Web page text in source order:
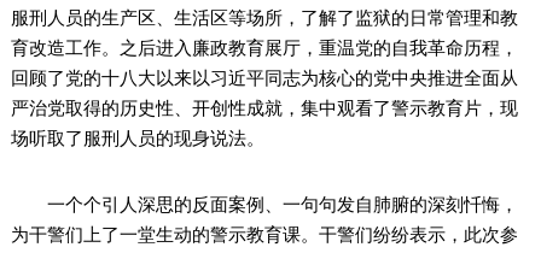
服刑人员的生产区、生活区等场所，了解了监狱的日常管理和教
育改造工作。之后进入廉政教育展厅，重温党的自我革命历程，
回顾了党的十八大以来以习近平同志为核心的党中央推进全面从
严治党取得的历史性、开创性成就，集中观看了警示教育片，现
场听取了服刑人员的现身说法。
一个个引人深思的反面案例、一句句发自肺腑的深刻忏悔，
为干警们上了一堂生动的警示教育课。干警们纷纷表示，此次参